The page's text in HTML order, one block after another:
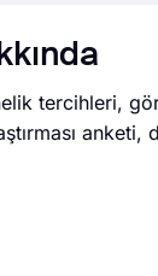
tercihleri,